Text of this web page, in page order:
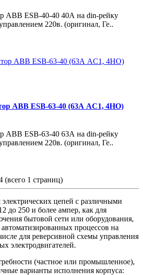
ABB ESB-40-40 40А на din-рейку
220в. (оригинал, Ге..
ABB ESB-63-40 (63А AC1, 4НО)
ABB ESB-63-40 63А на din-рейку
220в. (оригинал, Ге..
(всего 1 страниц)
цепей с различными
до 250 и более ампер, как для
бытовой сети или оборудования,
процессов на
для реверсивной схемы управления
электродвигателей.
(частное или промышленное),
варианты исполнения корпуса: